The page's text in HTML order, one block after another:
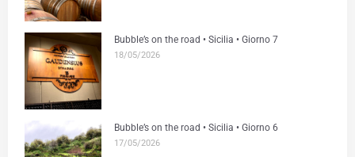
Bubble’s on the road • Sicilia • Giorno 7
18/05/2026
Bubble’s on the road • Sicilia • Giorno 6
17/05/2026